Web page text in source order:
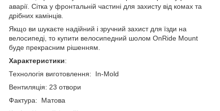
аварії. Сітка у фронтальній частині для захисту від комах та
дрібних камінців.
Якщо ви шукаєте надійний і зручний захист для їзди на
велосипеді, то купити велосипедний шолом OnRide Mount
буде прекрасним рішенням.
Характеристики:
Технологія виготовлення: In-Mold
Вентиляція: 23 отвори
Фактура: Матова